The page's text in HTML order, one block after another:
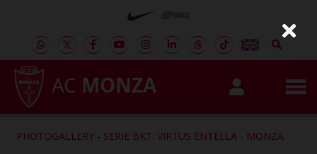
AC MONZA
PHOTOGALLERY - SERIE BKT: VIRTUS ENTELLA - MONZA